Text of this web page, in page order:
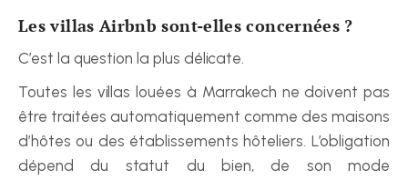
Les villas Airbnb sont-elles concernées ?
C’est la question la plus délicate.
Toutes les villas louées à Marrakech ne doivent pas
être traitées automatiquement comme des maisons
d’hôtes ou des établissements hôteliers. L’obligation
dépend du statut du bien, de son mode